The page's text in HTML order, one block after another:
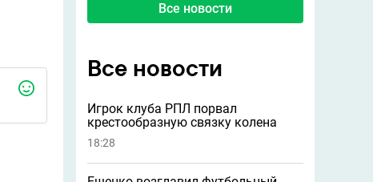
Все новости
Все новости
Игрок клуба РПЛ порвал
крестообразную связку колена
18:28